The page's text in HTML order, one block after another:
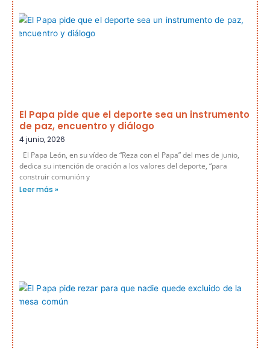
El Papa pide que el deporte sea un instrumento
de paz, encuentro y diálogo
4 junio, 2026
El Papa León, en su vídeo de “Reza con el Papa” del mes de junio,
dedica su intención de oración a los valores del deporte, “para
construir comunión y
Leer más »